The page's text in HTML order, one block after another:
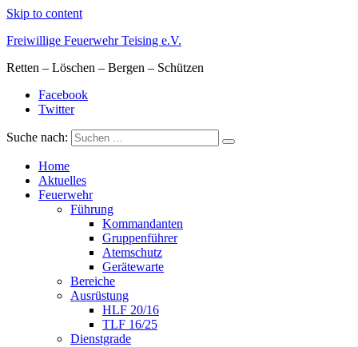
Skip to content
Freiwillige Feuerwehr Teising e.V.
Retten – Löschen – Bergen – Schützen
Facebook
Twitter
Suche nach:
Home
Aktuelles
Feuerwehr
Führung
Kommandanten
Gruppenführer
Atemschutz
Gerätewarte
Bereiche
Ausrüstung
HLF 20/16
TLF 16/25
Dienstgrade